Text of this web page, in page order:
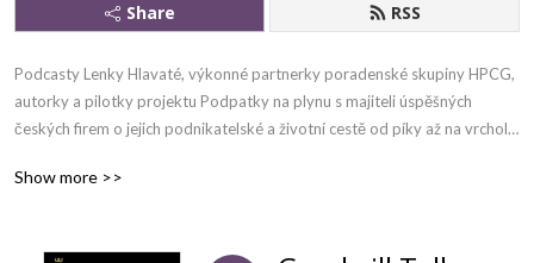
Share RSS
Podcasty Lenky Hlavaté, výkonné partnerky poradenské skupiny HPCG,
autorky a pilotky projektu Podpatky na plynu s majiteli úspěšných
českých firem o jejich podnikatelské a životní cestě od píky až na vrchol,
stejně tak jako ona motorsportu.
Show more >>